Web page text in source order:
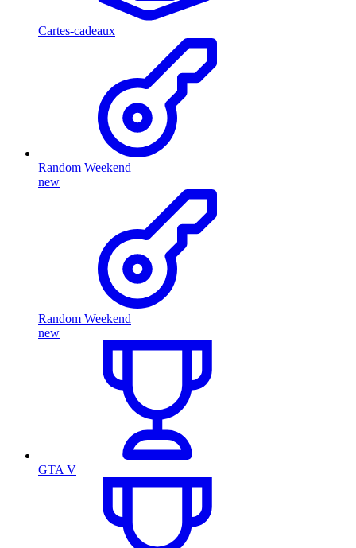
Cartes-cadeaux
Random Weekend
new
Random Weekend
new
GTA V